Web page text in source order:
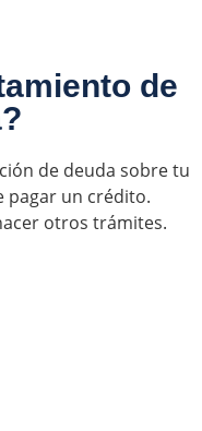
de
de deuda sobre tu
pagar un crédito.
otros trámites.